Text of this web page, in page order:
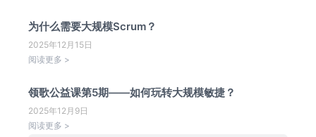
为什么需要大规模Scrum？
2025年12月15日
阅读更多 >
领歌公益课第5期——如何玩转大规模敏捷？
2025年12月9日
阅读更多 >